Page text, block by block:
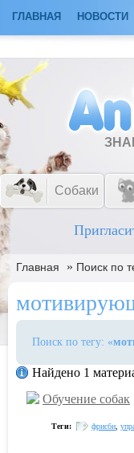
ГЛАВНАЯ НОВОСТИ
Собаки
Главная » Поиск по
Поиск по тегу: «
Найдено 1
Обучение собак
Теги: фрисби